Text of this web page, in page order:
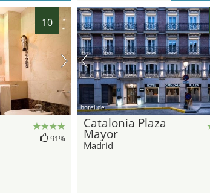
10
91%
hotel.de
Catalonia Plaza
Mayor
Madrid